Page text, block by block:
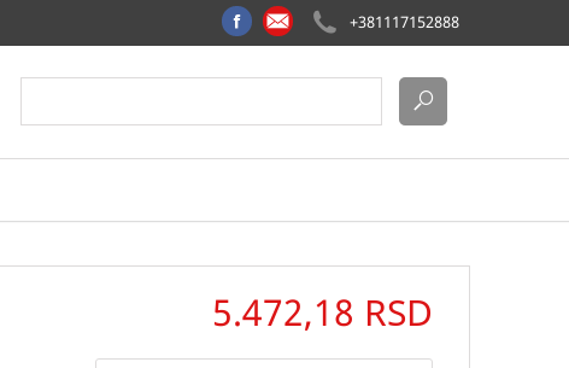
+381117152888
5.472,18 RSD